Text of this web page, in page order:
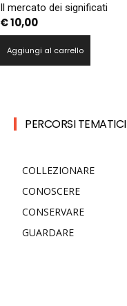
Il mercato dei significati
€10,00
Aggiungi al carrello
PERCORSI TEMATICI
COLLEZIONARE
CONOSCERE
CONSERVARE
GUARDARE